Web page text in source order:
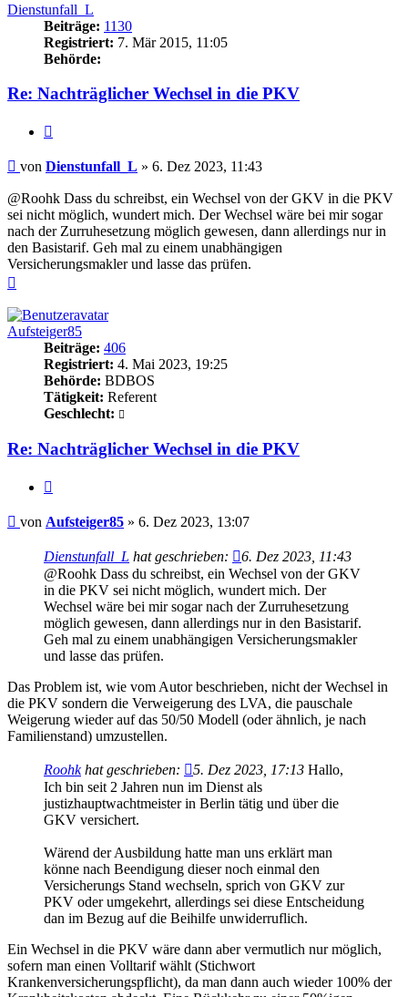
Dienstunfall_L
Beiträge: 1130
Registriert: 7. Mär 2015, 11:05
Behörde:
Re: Nachträglicher Wechsel in die PKV
Beitrag
von Dienstunfall_L » 6. Dez 2023, 11:43
@Roohk Dass du schreibst, ein Wechsel von der GKV in die PKV
sei nicht möglich, wundert mich. Der Wechsel wäre bei mir sogar
nach der Zurruhesetzung möglich gewesen, dann allerdings nur in
den Basistarif. Geh mal zu einem unabhängigen
Versicherungsmakler und lasse das prüfen.
Aufsteiger85
Beiträge: 406
Registriert: 4. Mai 2023, 19:25
Behörde: BDBOS
Tätigkeit: Referent
Geschlecht:
Re: Nachträglicher Wechsel in die PKV
Beitrag
von Aufsteiger85 » 6. Dez 2023, 13:07
Dienstunfall_L hat geschrieben:
6. Dez 2023, 11:43
@Roohk Dass du schreibst, ein Wechsel von der GKV
in die PKV sei nicht möglich, wundert mich. Der
Wechsel wäre bei mir sogar nach der Zurruhesetzung
möglich gewesen, dann allerdings nur in den Basistarif.
Geh mal zu einem unabhängigen Versicherungsmakler
und lasse das prüfen.
Das Problem ist, wie vom Autor beschrieben, nicht der Wechsel in
die PKV sondern die Verweigerung des LVA, die pauschale
Weigerung wieder auf das 50/50 Modell (oder ähnlich, je nach
Familienstand) umzustellen.
Roohkhat geschrieben: 5. Dez 2023, 17:13 Hallo,
Ich bin seit 2 Jahren nun im Dienst als
justizhauptwachtmeister in Berlin tätig und über die
GKV versichert.
Wärend der Ausbildung hatte man uns erklärt man
könne nach Beendigung dieser noch einmal den
Versicherungs Stand wechseln, sprich von GKV zur
PKV oder umgekehrt, allerdings sei diese Entscheidung
dan im Bezug auf die Beihilfe unwiderruflich.
Ein Wechsel in die PKV wäre dann aber vermutlich nur möglich,
sofern man einen Volltarif wählt (Stichwort
Krankenversicherungspflicht), da man dann auch wieder 100% der